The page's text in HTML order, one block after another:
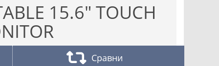
15.6" TOUCH
Сравни